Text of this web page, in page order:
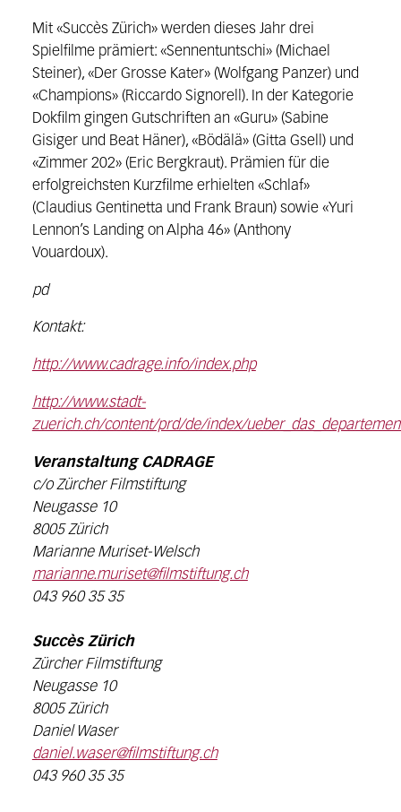
Mit «Succès Zürich» werden dieses Jahr drei
Spielfilme prämiert: «Sennentuntschi» (Michael
Steiner), «Der Grosse Kater» (Wolfgang Panzer) und
«Champions» (Riccardo Signorell). In der Kategorie
Dokfilm gingen Gutschriften an «Guru» (Sabine
Gisiger und Beat Häner), «Bödälä» (Gitta Gsell) und
«Zimmer 202» (Eric Bergkraut). Prämien für die
erfolgreichsten Kurzfilme erhielten «Schlaf»
(Claudius Gentinetta und Frank Braun) sowie «Yuri
Lennon’s Landing on Alpha 46» (Anthony
Vouardoux).
pd
Kontakt:
http://www.cadrage.info/index.php
http://www.stadt-
zuerich.ch/content/prd/de/index/
Veranstaltung CADRAGE
c/o Zürcher Filmstiftung
Neugasse 10
8005 Zürich
Marianne Muriset-Welsch
marianne.muriset@filmstiftung.ch
043 960 35 35
Succès Zürich
Zürcher Filmstiftung
Neugasse 10
8005 Zürich
Daniel Waser
daniel.waser@filmstiftung.ch
043 960 35 35